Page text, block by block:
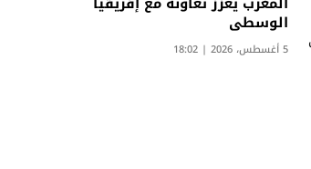
الوسطى
5 أغسطس، 2026 | 18:02